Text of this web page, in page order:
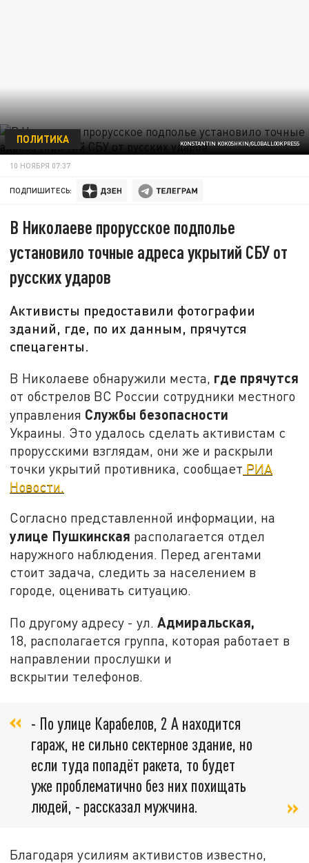
KONSTANTIN KOKOSHKIN/GLOBALLOOKPRESS
ПОЛИТИКА
10 НОЯБРЯ 07:37
ПОДПИШИТЕСЬ:
В Николаеве прорусское подполье
установило точные адреса укрытий СБУ от
русских ударов
Активисты предоставили фотографии
зданий, где, по их данным, прячутся
спецагенты.
В Николаеве обнаружили места, где прячутся
от обстрелов ВС России сотрудники местного
управления Службы безопасности
Украины. Это удалось сделать активистам с
прорусскими взглядам, они же и раскрыли
точки укрытий противника, сообщает РИА
Новости.
Согласно представленной информации, на
улице Пушкинская располагается отдел
наружного наблюдения. Перед агентами
стоит задача, следить за населением в
городе, оценивать ситуацию.
По другому адресу - ул.Адмиральская,
18, располагается группа, которая работает в
направлении прослушки и
вскрытии телефонов.
- По улице Карабелов, 2 А находится
гараж, не сильно сектерное здание, но
если туда попадёт ракета, то будет
уже проблематично без них похищать
людей, - рассказал мужчина.
Благодаря усилиям активистов известно,